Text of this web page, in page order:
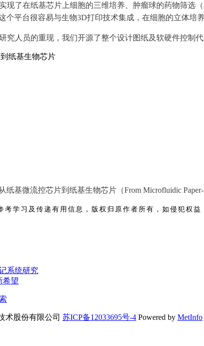
现了在纸基芯片上细胞的三维培养、肿瘤球的药物筛选
个平台很容易与生物3D打印技术集成，在细胞的立体培
究人员的重现，我们开源了整个设计图纸及软硬件控制
纸基微流控芯片到纸基生物芯片（From Microfluidic
考学习及传递有用信息，版权归原作者所有，如侵犯权益
系统研究
希望
术股份有限公司 苏ICP备12033695号-4 Powered by MetInfo